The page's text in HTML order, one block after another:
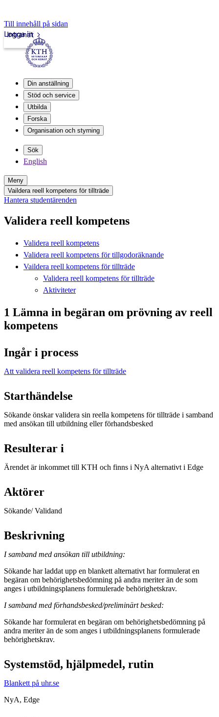
Till innehåll på sidan
Intranät
Logga in
Din anställning
Stöd och service
Utbilda
Forska
Organisation och styrning
Sök
English
Meny
Vaildera reell kompetens för tillträde
Hantera studentärenden
Validera reell kompetens
Validera reell kompetens
Validera reell kompetens för tillgodoräknande
Vaildera reell kompetens för tillträde
Validera reell kompetens för tillträde
Aktiviteter
1 Lämna in begäran om prövning av reell
kompetens
Ingår i process
Att validera reell kompetens för tillträde
Starthändelse
Sökande önskar validera sin reella kompetens för tillträde i samband
med ansökan till utbildning eller förhandsbesked
Resulterar i
Ärendet är inkommet till KTH och finns i NyA alternativt i Edge
Aktörer
Sökande/ Validand
Beskrivning
I samband med ansökan till utbildning:
Sökande har laddat upp en blankett alternativt har formulerat en
begäran om behörighetsbedömning på andra meriter än de som
anges i utbildningsplanens formulerade behörighetskrav.
I samband med förhandsbesked/preliminärt besked:
Sökande har formulerat en begäran om behörighetsbedömning på
andra meriter än de som anges i utbildningsplanens formulerade
behörighetskrav.
Systemstöd, hjälpmedel, rutin
Blankett på uhr.se
NyA, Edge